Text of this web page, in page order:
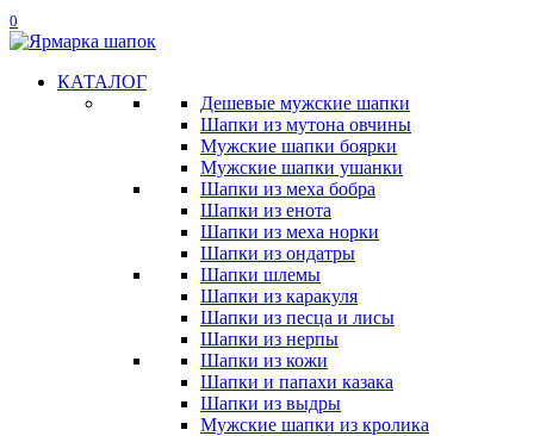
0
КАТАЛОГ
Дешевые мужские шапки
Шапки из мутона овчины
Мужские шапки боярки
Мужские шапки ушанки
Шапки из меха бобра
Шапки из енота
Шапки из меха норки
Шапки из ондатры
Шапки шлемы
Шапки из каракуля
Шапки из песца и лисы
Шапки из нерпы
Шапки из кожи
Шапки и папахи казака
Шапки из выдры
Мужские шапки из кролика